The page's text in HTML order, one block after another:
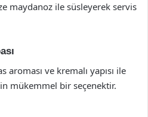
maydanoz ile süsleyerek servis
aroması ve kremalı yapısı ile
mükemmel bir seçenektir.